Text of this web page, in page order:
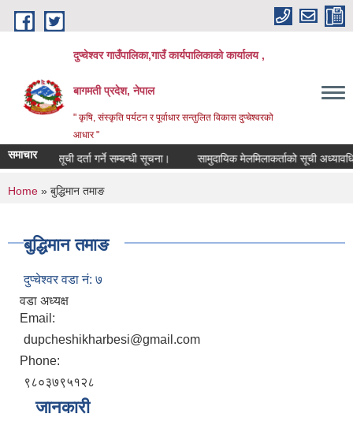
Skip to main content
दुप्चेश्वर गाउँपालिका,गाउँ कार्यपालिकाको कार्यालय ,
बागमती प्रदेश, नेपाल
" कृषि, संस्कृति पर्यटन र पूर्वाधार सन्तुलित विकास दुप्चेश्वरको
आधार "
समाचारसूची दर्ता गर्ने सम्बन्धी सूचना। सामुदायिक मेलमिलाकर्ताको सूची अध्यावधिक
You are here
Home » बुद्धिमान तमाङ
बुद्धिमान तमाङ
दुप्चेश्वर वडा नं: ७
वडा अध्यक्ष
Email:
dupcheshikharbesi@gmail.com
Phone:
९८०३७९५१२८
जानकारी